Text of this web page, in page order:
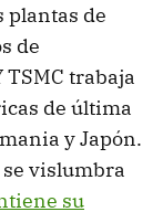
plantas de
de
trabaja
de última
y Japón.
se vislumbra
su